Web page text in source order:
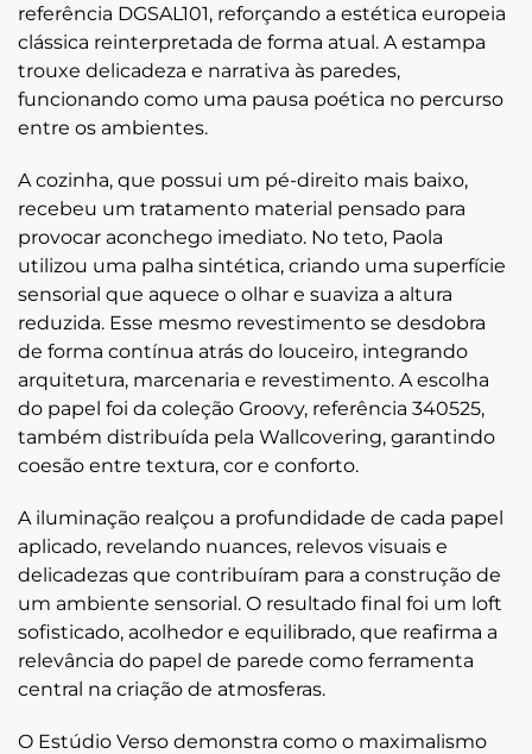
referência DGSAL101, reforçando a estética europeia
clássica reinterpretada de forma atual. A estampa
trouxe delicadeza e narrativa às paredes,
funcionando como uma pausa poética no percurso
entre os ambientes.
A cozinha, que possui um pé-direito mais baixo,
recebeu um tratamento material pensado para
provocar aconchego imediato. No teto, Paola
utilizou uma palha sintética, criando uma superfície
sensorial que aquece o olhar e suaviza a altura
reduzida. Esse mesmo revestimento se desdobra
de forma contínua atrás do louceiro, integrando
arquitetura, marcenaria e revestimento. A escolha
do papel foi da coleção Groovy, referência 340525,
também distribuída pela Wallcovering, garantindo
coesão entre textura, cor e conforto.
A iluminação realçou a profundidade de cada papel
aplicado, revelando nuances, relevos visuais e
delicadezas que contribuíram para a construção de
um ambiente sensorial. O resultado final foi um loft
sofisticado, acolhedor e equilibrado, que reafirma a
relevância do papel de parede como ferramenta
central na criação de atmosferas.
O Estúdio Verso demonstra como o maximalismo